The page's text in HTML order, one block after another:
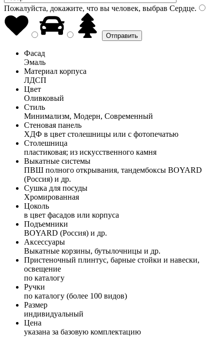
Пожалуйста, докажите, что вы человек, выбрав Сердце.
Фасад
Эмаль
Материал корпуса
ЛДСП
Цвет
Оливковый
Стиль
Минимализм, Модерн, Современный
Стеновая панель
ХДФ в цвет столешницы или с фотопечатью
Столешница
пластиковая; из искусственного камня
Выкатные системы
ПВШ полного открывания, тандембоксы BOYARD
(Россия) и др.
Сушка для посуды
Хромированная
Цоколь
в цвет фасадов или корпуса
Подъемники
BOYARD (Россия) и др.
Аксессуары
Выкатные корзины, бутылочницы и др.
Пристеночный плинтус, барные стойки и навески,
освещение
по каталогу
Ручки
по каталогу (более 100 видов)
Размер
индивидуальный
Цена
указана за базовую комплектацию